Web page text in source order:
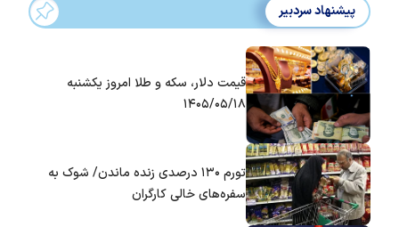
پیشنهاد سردبیر
قیمت دلار، سکه و طلا امروز یکشنبه
۱۴۰۵/۰۵/۱۸
تورم ۱۳۰ درصدی زنده ماندن/ شوک به
سفره‌های خالی کارگران